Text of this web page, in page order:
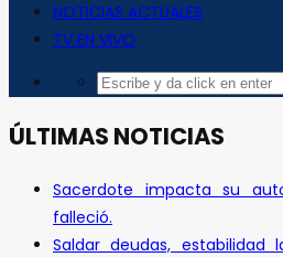
NOTICIAS ACTUALES
TV EN VIVO
ÚLTIMAS NOTICIAS
Sacerdote impacta su
falleció.
Saldar deudas,